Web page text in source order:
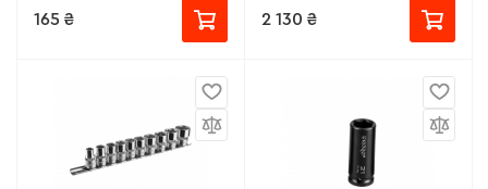
165 ₴ 2 130 ₴